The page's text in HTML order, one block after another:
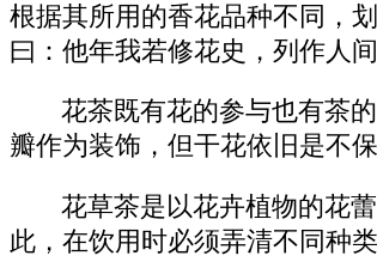
根据其所用的香花品种不同，
曰：他年我若修花史，列作人间
花茶既有花的参与也有茶
瓣作为装饰，但干花依旧是不
花草茶是以花卉植物的花
此，在饮用时必须弄清不同种